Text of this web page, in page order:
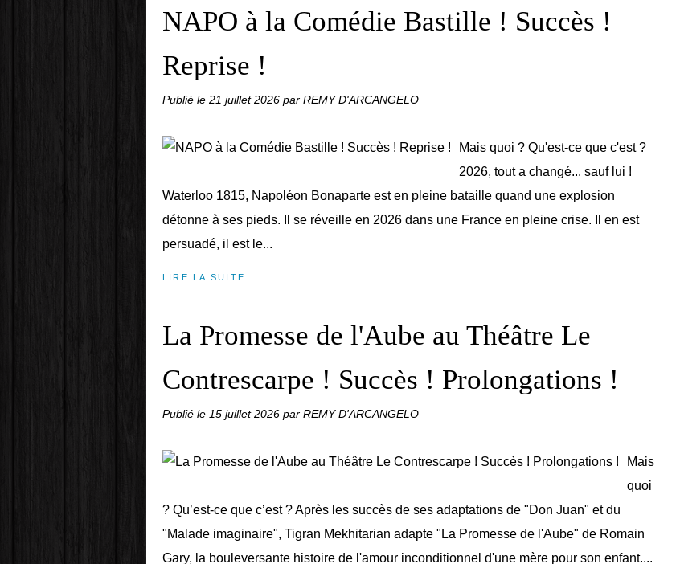
NAPO à la Comédie Bastille ! Succès !
Reprise !
Publié le 21 juillet 2026 par REMY D'ARCANGELO
Mais quoi ? Qu'est-ce que c'est ?
2026, tout a changé... sauf lui !
Waterloo 1815, Napoléon Bonaparte est en pleine bataille quand une explosion
détonne à ses pieds. Il se réveille en 2026 dans une France en pleine crise. Il en est
persuadé, il est le...
LIRE LA SUITE
La Promesse de l'Aube au Théâtre Le
Contrescarpe ! Succès ! Prolongations !
Publié le 15 juillet 2026 par REMY D'ARCANGELO
Mais
quoi
? Qu’est-ce que c’est ? Après les succès de ses adaptations de "Don Juan" et du
"Malade imaginaire", Tigran Mekhitarian adapte "La Promesse de l'Aube" de Romain
Gary, la bouleversante histoire de l'amour inconditionnel d'une mère pour son enfant....